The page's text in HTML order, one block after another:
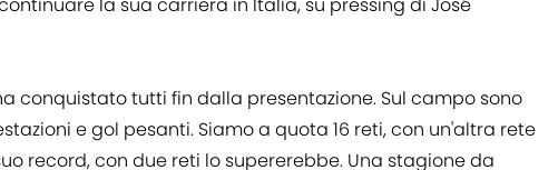
la sua carriera in Italia, su pressing di José
conquistato tutti fin dalla presentazione. Sul campo sono
e gol pesanti. Siamo a quota 16 reti, con un'altra rete
record, con due reti lo supererebbe. Una stagione da